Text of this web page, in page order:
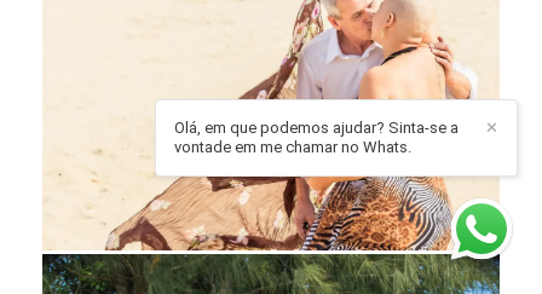
✕
Olá, em que podemos ajudar? Sinta-se a
vontade em me chamar no Whats.